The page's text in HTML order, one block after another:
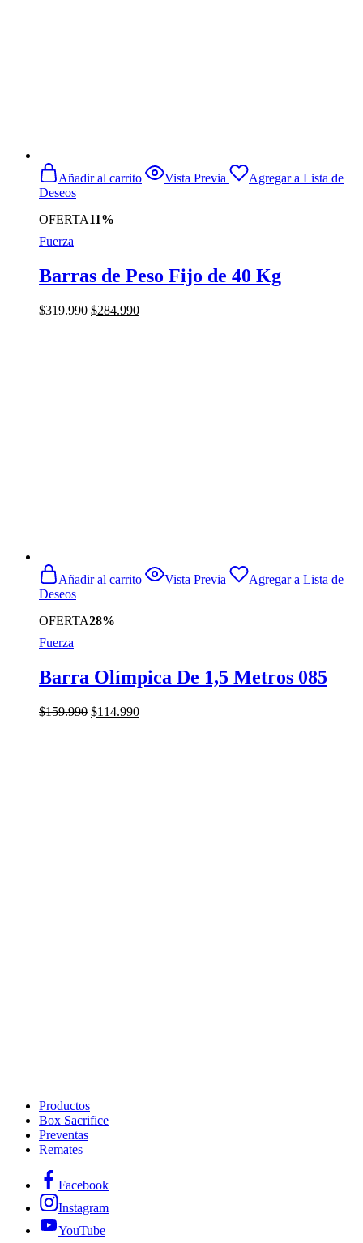
OFERTA11%
Añadir al carrito Vista Previa
Agregar a Lista de
Deseos
Fuerza
Barras de Peso Fijo de 40 Kg
$319.990 El
$284.990El
OFERTA28%
Añadir al carrito Vista Previa
Agregar a Lista de
Deseos
Fuerza
Barra Olímpica De 1,5 Metros 085
$159.990 El
$114.990El
Productos
Box Sacrifice
Preventas
Remates
Facebook
Instagram
YouTube